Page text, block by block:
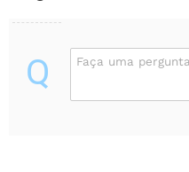
Q Faça uma pergunta